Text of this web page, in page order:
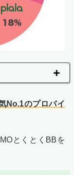
No.1のプロバイ
とくとくBBを